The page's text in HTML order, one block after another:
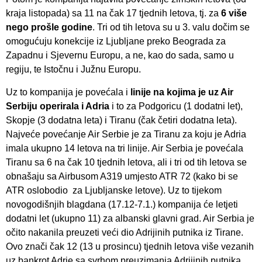
kraja listopada) sa 11 na čak 17 tjednih letova, tj. za 6 više
nego prošle godine. Tri od tih letova su u 3. valu dočim se
omogućuju konekcije iz Ljubljane preko Beograda za
Zapadnu i Sjevernu Europu, a ne, kao do sada, samo u
regiju, te Istočnu i Južnu Europu.
Uz to kompanija je povećala i linije na kojima je uz Air
Serbiju operirala i Adria i to za Podgoricu (1 dodatni let),
Skopje (3 dodatna leta) i Tiranu (čak četiri dodatna leta).
Najveće povećanje Air Serbie je za Tiranu za koju je Adria
imala ukupno 14 letova na tri linije. Air Serbia je povećala
Tiranu sa 6 na čak 10 tjednih letova, ali i tri od tih letova se
obnašaju sa Airbusom A319 umjesto ATR 72 (kako bi se
ATR oslobodio za Ljubljanske letove). Uz to tijekom
novogodišnjih blagdana (17.12-7.1.) kompanija će letjeti
dodatni let (ukupno 11) za albanski glavni grad. Air Serbia je
očito nakanila preuzeti veći dio Adrijinih putnika iz Tirane.
Ovo znači čak 12 (13 u prosincu) tjednih letova više vezanih